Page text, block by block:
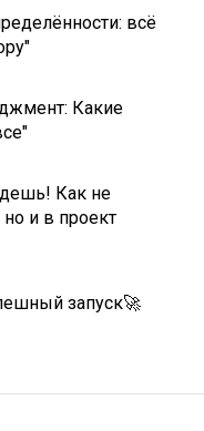
всё
Какие
Как не
но и в проект
запуск🚀